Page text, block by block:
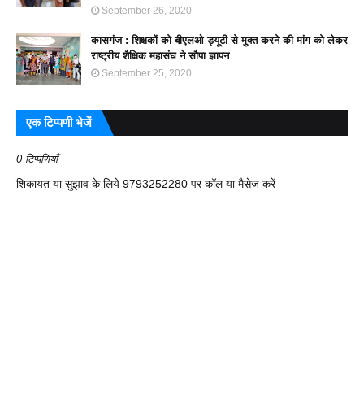
September 26, 2020
कासगंज : शिक्षकों को बीएलओ ड्यूटी से मुक्त करने की मांग को लेकर
राष्ट्रीय शैक्षिक महासंघ ने सौपा ज्ञापन
September 25, 2020
एक टिप्पणी भेजें
0 टिप्पणियाँ
शिकायत या सुझाव के लिये 9793252280 पर कॉल या मैसेज करें